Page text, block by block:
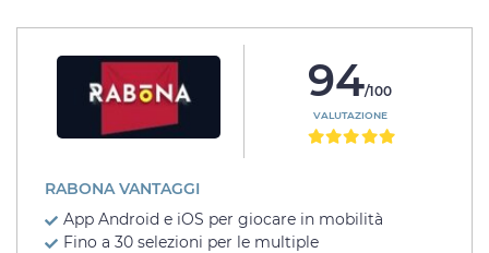
94/100
VALUTAZIONE
RABONA VANTAGGI
App Android e iOS per giocare in mobilità
Fino a 30 selezioni per le multiple